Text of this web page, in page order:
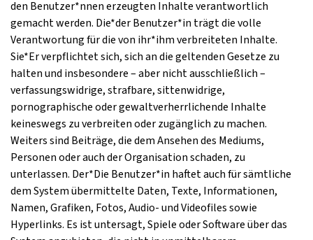
den Benutzer*nnen erzeugten Inhalte verantwortlich
gemacht werden. Die*der Benutzer*in trägt die volle
Verantwortung für die von ihr*ihm verbreiteten Inhalte.
Sie*Er verpflichtet sich, sich an die geltenden Gesetze zu
halten und insbesondere – aber nicht ausschließlich –
verfassungswidrige, strafbare, sittenwidrige,
pornographische oder gewaltverherrlichende Inhalte
keineswegs zu verbreiten oder zugänglich zu machen.
Weiters sind Beiträge, die dem Ansehen des Mediums,
Personen oder auch der Organisation schaden, zu
unterlassen. Der*Die Benutzer*in haftet auch für sämtliche
dem System übermittelte Daten, Texte, Informationen,
Namen, Grafiken, Fotos, Audio- und Videofiles sowie
Hyperlinks. Es ist untersagt, Spiele oder Software über das